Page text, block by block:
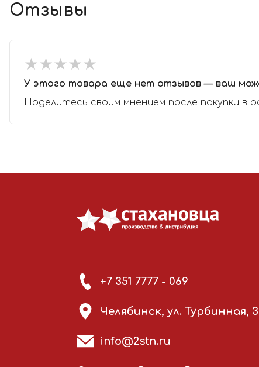
Отзывы
★★★★★
★★★★★
У этого товара еще нет отзывов — ваш
Поделитесь своим мнением после покупки в
+7 351 7777 - 069
Челябинск, ул. Турбинная, 3
info@2stn.ru